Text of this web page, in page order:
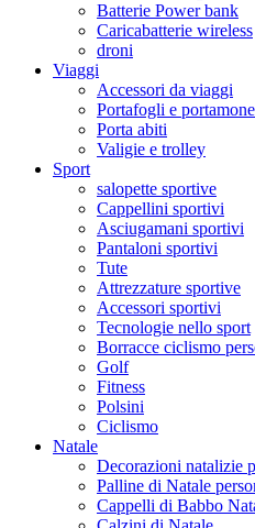
Batterie Power bank
Caricabatterie wireless
droni
Viaggi
Accessori da viaggi
Portafogli e
Porta abiti
Valigie e trolley
Sport
salopette sportive
Cappellini sportivi
Asciugamani sportivi
Pantaloni sportivi
Tute
Attrezzature sportive
Accessori sportivi
Tecnologie nello sport
Borracce ciclismo
Golf
Fitness
Polsini
Ciclismo
Natale
Decorazioni natalizie
Palline di Natale
Cappelli di Babbo